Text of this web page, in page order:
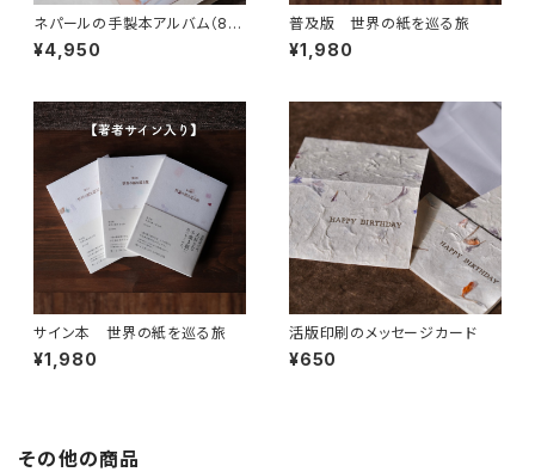
ネパールの手製本アルバム（8
柄）
¥4,950
普及版 世界の紙を巡る旅
¥1,980
サイン本 世界の紙を巡る旅
¥1,980
活版印刷のメッセージカード
¥650
その他の商品